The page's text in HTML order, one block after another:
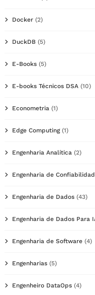
Docker (2)
DuckDB (5)
E-Books (5)
E-books Técnicos DSA (10)
Econometria (1)
Edge Computing(1)
Engenharia Analítica (2)
Engenharia de
Engenharia de Dados (43)
Engenharia de Dados Para
Engenharia de Software (4)
Engenharias (5)
Engenheiro DataOps (4)